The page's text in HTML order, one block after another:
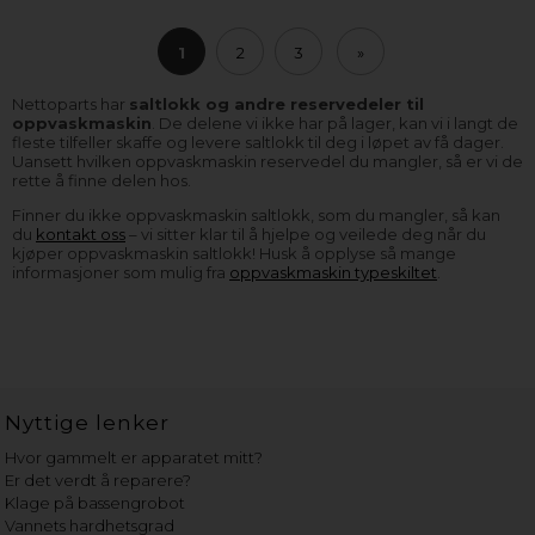
1 2 3 »
Nettoparts har saltlokk og andre reservedeler til
oppvaskmaskin . De delene vi ikke har på lager, kan vi i langt de
fleste tilfeller skaffe og levere saltlokk til deg i løpet av få dager.
Uansett hvilken oppvaskmaskin reservedel du mangler, så er vi de
rette å finne delen hos.
Finner du ikke oppvaskmaskin saltlokk, som du mangler, så kan
du kontakt oss– vi sitter klar til å hjelpe og veilede deg når du
kjøper oppvaskmaskin saltlokk! Husk å opplyse så mange
informasjoner som mulig fra oppvaskmaskin typeskiltet
Nyttige lenker
Hvor gammelt er apparatet mitt?
Er det verdt å reparere?
Klage på bassengrobot
Vannets hardhetsgrad